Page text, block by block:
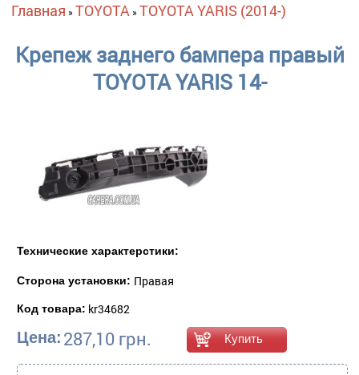
Вы здесь
Главная »TOYOTA»TOYOTA YARIS (2014-)
Крепеж заднего бампера правый
TOYOTA YARIS 14-
Технические характерстики:
Сторона установки: Правая
Код товара: kr34682
Цена: 287,10 грн.